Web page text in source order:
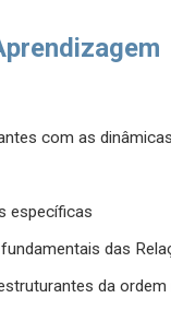
com as
específicas
das
da